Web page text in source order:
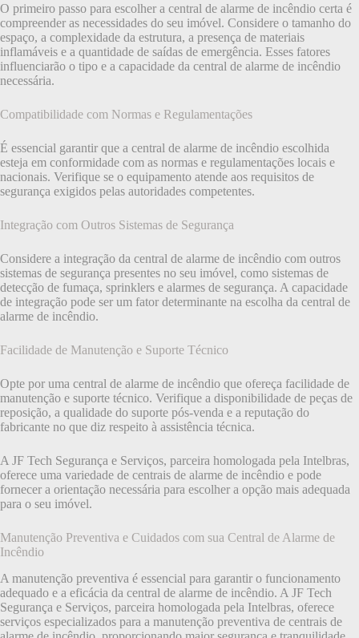
O primeiro passo para escolher a central de alarme de incêndio certa é
compreender as necessidades do seu imóvel. Considere o tamanho do
espaço, a complexidade da estrutura, a presença de materiais
inflamáveis e a quantidade de saídas de emergência. Esses fatores
influenciarão o tipo e a capacidade da central de alarme de incêndio
necessária.
Compatibilidade com Normas e Regulamentações
É essencial garantir que a central de alarme de incêndio escolhida
esteja em conformidade com as normas e regulamentações locais e
nacionais. Verifique se o equipamento atende aos requisitos de
segurança exigidos pelas autoridades competentes.
Integração com Outros Sistemas de Segurança
Considere a integração da central de alarme de incêndio com outros
sistemas de segurança presentes no seu imóvel, como sistemas de
detecção de fumaça, sprinklers e alarmes de segurança. A capacidade
de integração pode ser um fator determinante na escolha da central de
alarme de incêndio.
Facilidade de Manutenção e Suporte Técnico
Opte por uma central de alarme de incêndio que ofereça facilidade de
manutenção e suporte técnico. Verifique a disponibilidade de peças de
reposição, a qualidade do suporte pós-venda e a reputação do
fabricante no que diz respeito à assistência técnica.
A JF Tech Segurança e Serviços, parceira homologada pela Intelbras,
oferece uma variedade de centrais de alarme de incêndio e pode
fornecer a orientação necessária para escolher a opção mais adequada
para o seu imóvel.
Manutenção Preventiva e Cuidados com sua Central de Alarme de
Incêndio
A manutenção preventiva é essencial para garantir o funcionamento
adequado e a eficácia da central de alarme de incêndio. A JF Tech
Segurança e Serviços, parceira homologada pela Intelbras, oferece
serviços especializados para a manutenção preventiva de centrais de